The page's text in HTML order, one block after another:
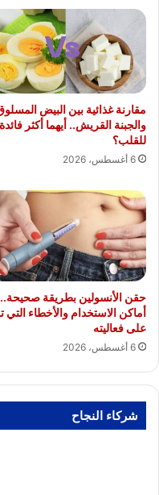
مقارنة غذائية بين البيض
والجبنة القريش.. أيهما أكثر فائدة
للقلب؟
6 أغسطس، 2026
حقن الأنسولين بطريقة صحيحة..
أماكن الاستخدام والأخطاء التي
على فعاليته
6 أغسطس، 2026
شركاء النجاح